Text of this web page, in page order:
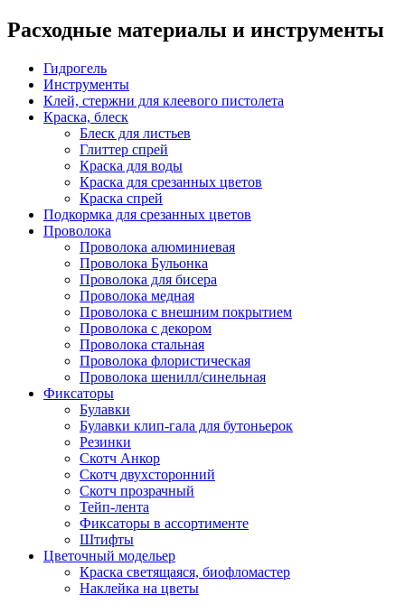
Расходные материалы и инструменты
Гидрогель
Инструменты
Клей, стержни для клеевого пистолета
Краска, блеск
Блеск для листьев
Глиттер спрей
Краска для воды
Краска для срезанных цветов
Краска спрей
Подкормка для срезанных цветов
Проволока
Проволока алюминиевая
Проволока Бульонка
Проволока для бисера
Проволока медная
Проволока с внешним покрытием
Проволока с декором
Проволока стальная
Проволока флористическая
Проволока шенилл/синельная
Фиксаторы
Булавки
Булавки клип-гала для бутоньерок
Резинки
Скотч Анкор
Скотч двухсторонний
Скотч прозрачный
Тейп-лента
Фиксаторы в ассортименте
Штифты
Цветочный модельер
Краска светящаяся, биофломастер
Наклейка на цветы